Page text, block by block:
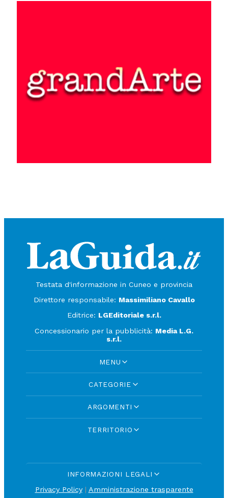
Testata d'informazione in Cuneo e provincia
Direttore responsabile: Massimiliano Cavallo
Editrice: LGEditoriale s.r.l.
Concessionario per la pubblicità: Media L.G.
s.r.l.
MENU
CATEGORIE
ARGOMENTI
TERRITORIO
INFORMAZIONI LEGALI
Privacy Policy| Amministrazione trasparente